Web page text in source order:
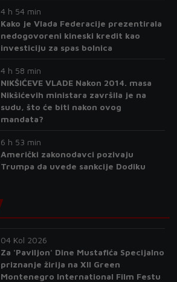
4 h 54 min
Kako je Vlada Federacije prezentirala
nedogovoreni kineski kredit kao
investiciju za spas bolnica
4 h 58 min
NIKŠIĆEVE VLADE Nakon 2014. masa
Nikšićevih ministara završila je na
sudu, što će biti nakon ovog
mandata?
6 h 53 min
Američki zakonodavci pozivaju
Trumpa da uvede sankcije Dodiku
04 Kol 2026
Za 'Paviljon' Dine Mustafića Specijalno
priznanje žirija na XII Green
Montenegro International Film Festu